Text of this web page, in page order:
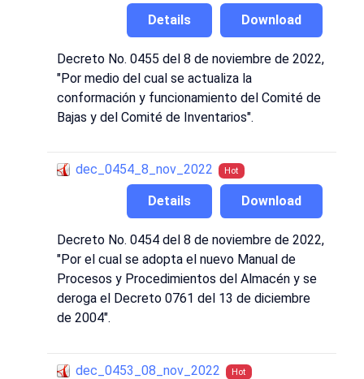
Download
Details
Decreto No. 0455 del 8 de noviembre de 2022,
"Por medio del cual se actualiza la
conformación y funcionamiento del Comité de
Bajas y del Comité de Inventarios".
dec_0454_8_nov_2022 Hot
Download
Details
Decreto No. 0454 del 8 de noviembre de 2022,
"Por el cual se adopta el nuevo Manual de
Procesos y Procedimientos del Almacén y se
deroga el Decreto 0761 del 13 de diciembre
de 2004".
dec_0453_08_nov_2022 Hot